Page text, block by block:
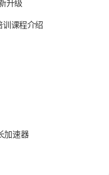
升级
训课程介绍
加速器